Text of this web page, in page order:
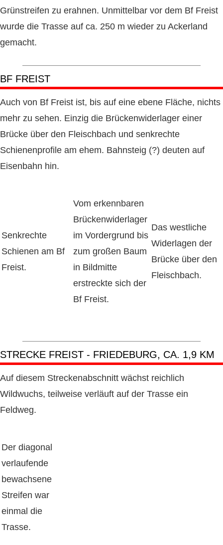
Grünstreifen zu erahnen. Unmittelbar vor dem Bf Freist
wurde die Trasse auf ca. 250 m wieder zu Ackerland
gemacht.
BF FREIST
Auch von Bf Freist ist, bis auf eine ebene Fläche, nichts
mehr zu sehen. Einzig die Brückenwiderlager einer
Brücke über den Fleischbach und senkrechte
Schienenprofile am ehem. Bahnsteig (?) deuten auf
Eisenbahn hin.
Senkrechte
Schienen am Bf
Freist.
Vom erkennbaren
Brückenwiderlager
im Vordergrund bis
zum großen Baum
in Bildmitte
erstreckte sich der
Bf Freist.
Das westliche
Widerlagen der
Brücke über den
Fleischbach.
STRECKE FREIST - FRIEDEBURG, CA. 1,9 KM
Auf diesem Streckenabschnitt wächst reichlich
Wildwuchs, teilweise verläuft auf der Trasse ein
Feldweg.
Der diagonal
verlaufende
bewachsene
Streifen war
einmal die
Trasse.